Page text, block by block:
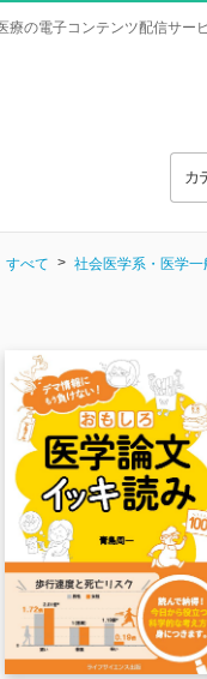
療の電子コンテンツ配信サー
カ
すべて 社会医学系・医学一